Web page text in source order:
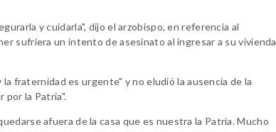
y cuidarla", dijo el arzobispo, en referencia al
sufriera un intento de asesinato al ingresar a su vivienda
fraternidad es urgente" y no eludió la ausencia de la
por la Patria".
afuera de la casa que es nuestra la Patria. Mucho